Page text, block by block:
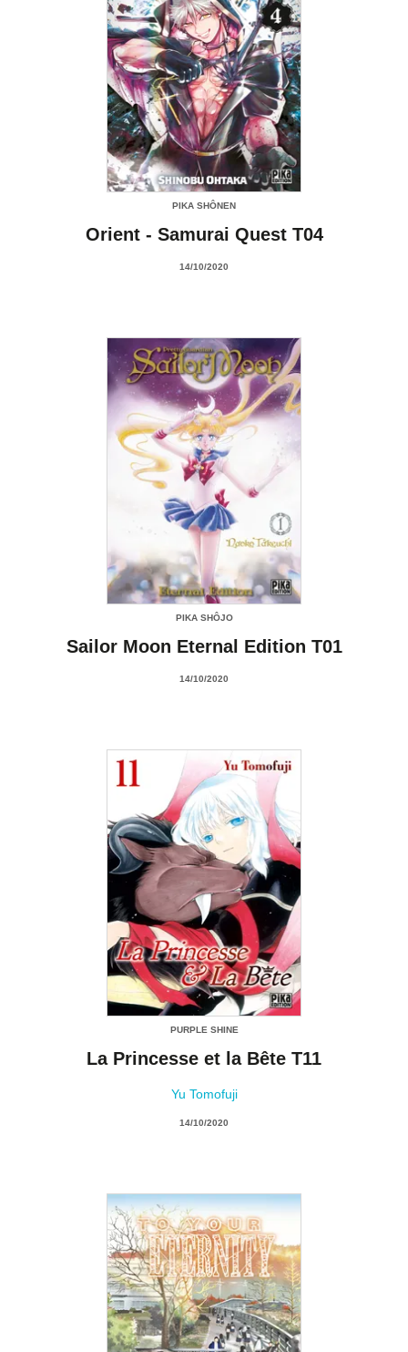
PIKA SHÔNEN
Orient - Samurai Quest T04
14/10/2020
PIKA SHÔJO
Sailor Moon Eternal Edition T01
14/10/2020
PURPLE SHINE
La Princesse et la Bête T11
Yu Tomofuji
14/10/2020